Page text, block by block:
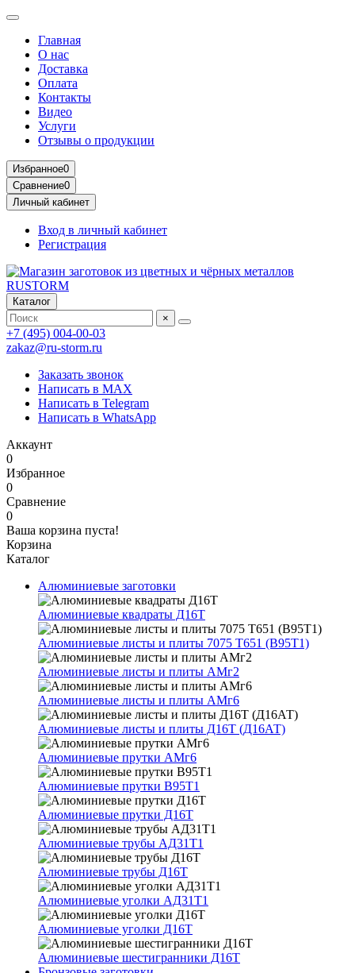
Главная
О нас
Доставка
Оплата
Контакты
Видео
Услуги
Отзывы о продукции
Избранное0
Сравнение0
Личный кабинет
Вход в личный кабинет
Регистрация
Каталог
×
+7 (495) 004-00-03
zakaz@ru-storm.ru
Заказать звонок
Написать в MAX
Написать в Telegram
Написать в WhatsApp
Аккаунт
0
Избранное
0
Сравнение
0
Ваша корзина пуста!
Корзина
Каталог
Алюминиевые заготовки
Алюминиевые квадраты Д16Т
Алюминиевые листы и плиты 7075 Т651 (В95Т1)
Алюминиевые листы и плиты АМг2
Алюминиевые листы и плиты АМг6
Алюминиевые листы и плиты Д16Т (Д16АТ)
Алюминиевые прутки АМг6
Алюминиевые прутки В95Т1
Алюминиевые прутки Д16Т
Алюминиевые трубы АД31Т1
Алюминиевые трубы Д16Т
Алюминиевые уголки АД31Т1
Алюминиевые уголки Д16Т
Алюминиевые шестигранники Д16Т